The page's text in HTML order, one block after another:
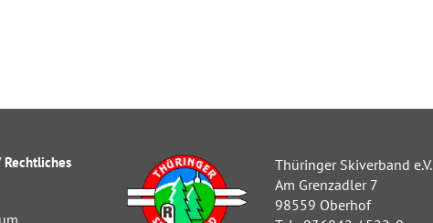
Thüringer Skiverband e.V.
Am Grenzadler 7
98559 Oberhof